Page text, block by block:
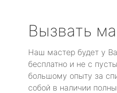
Вызвать
Наш мастер будет у
бесплатно и не с
большому опыту за
собой в наличии